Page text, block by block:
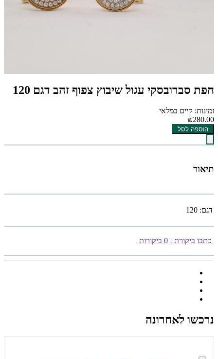
חפת סברובסקי עגול שיבוץ צפוף זהב דגם 120
זמינות: קיים במלאי
₪280.00
הוספה לסל
תיאור
דגם: 120
כתבו ביקורת | 0 ביקורות
נרכשו לאחרונה